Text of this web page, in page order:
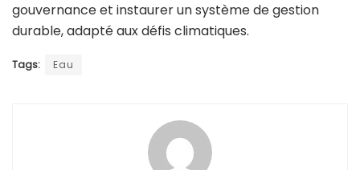
gouvernance et instaurer un système de gestion
durable, adapté aux défis climatiques.
Tags: Eau